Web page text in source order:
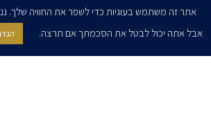
אני מאשר/ת בזאת להרצוג, פוקס, נאמן ושות' לשלוח
הודעות והזמנות לאירועים וכנסים. אני רשאי/ת לחזור
אתר זה משתמש בעוגיות כדי לשפר את החוויה שלך.
אבל אתה יכול לבטל את הסכמתך אם תרצה.